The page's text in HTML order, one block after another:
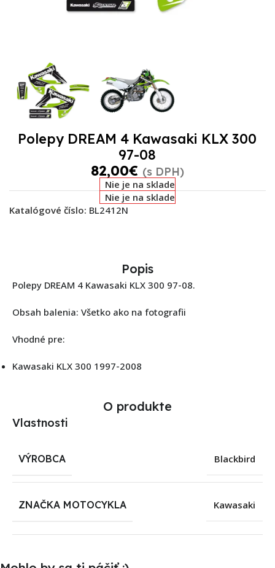
Polepy DREAM 4 Kawasaki KLX 300
97-08
82,00€ (s DPH)
Nie je na sklade
Nie je na sklade
Katalógové číslo: BL2412N
Popis
Polepy DREAM 4 Kawasaki KLX 300 97-08.
Obsah balenia: Všetko ako na fotografii
Vhodné pre:
Kawasaki KLX 300 1997-2008
O produkte
Vlastnosti
VÝROBCA Blackbird
ZNAČKA MOTOCYKLA Kawasaki